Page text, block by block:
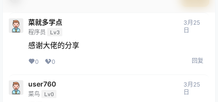
菜就多学点
程序员 Lv3
3月25
日
感谢大佬的分享
0 0 回复
user760
菜鸟 Lv0
3月25
日